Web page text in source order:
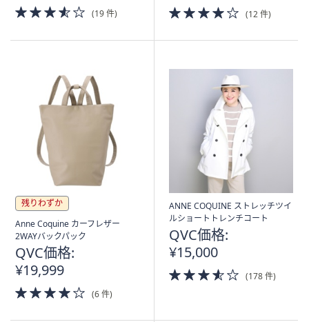
3.5
of
(19 件)
4.0
of
(12 件)
残りわずか
Anne Coquine カーフレザー
2WAYバックパック
QVC価格:
¥19,999
4.0
of
(6 件)
ANNE COQUINE ストレッチツイ
ルショートトレンチコート
QVC価格:
¥15,000
3.5
of
(178 件)